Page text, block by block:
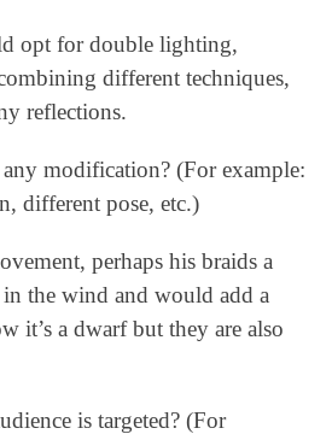
opt for double lighting,
different techniques,
reflections.
modification? (For example:
different pose, etc.)
perhaps his braids a
the wind and would add a
it’s a dwarf but they are also
is targeted? (For